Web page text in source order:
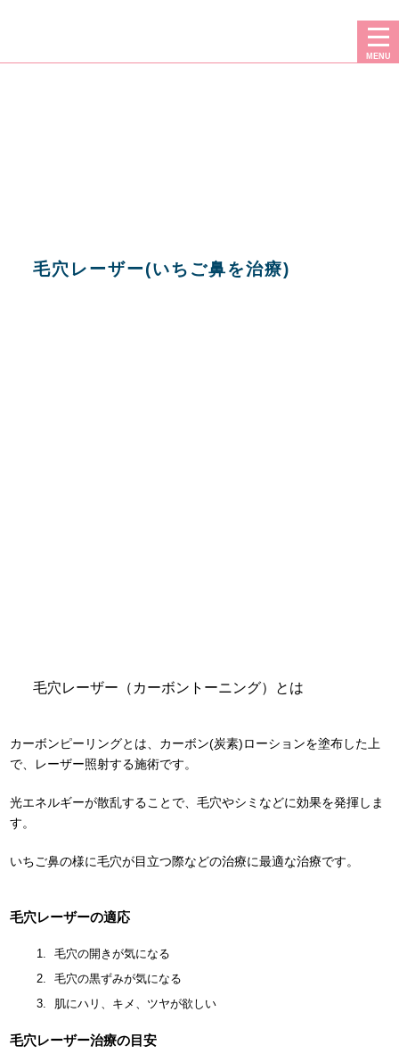
MENU
毛穴レーザー(いちご鼻を治療)
毛穴レーザー（カーボントーニング）とは
カーボンピーリングとは、カーボン(炭素)ローションを塗布した上
で、レーザー照射する施術です。
光エネルギーが散乱することで、毛穴やシミなどに効果を発揮しま
す。
いちご鼻の様に毛穴が目立つ際などの治療に最適な治療です。
毛穴レーザーの適応
毛穴の開きが気になる
毛穴の黒ずみが気になる
肌にハリ、キメ、ツヤが欲しい
毛穴レーザー治療の目安